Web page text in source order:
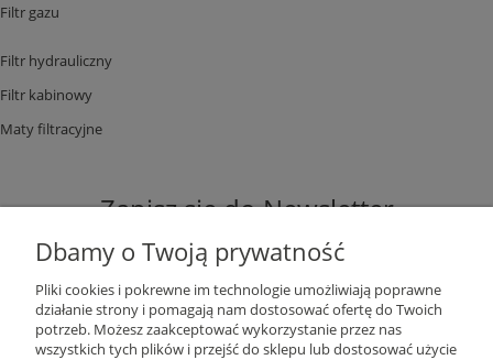
Filtr gazu
Filtr hydrauliczny
Filtr kabinowy
Maty filtracyjne
Zapisz się do Newsletter
ZAPISZ SIĘ
Dbamy o Twoją prywatność
Pliki cookies i pokrewne im technologie umożliwiają poprawne
działanie strony i pomagają nam dostosować ofertę do Twoich
potrzeb. Możesz zaakceptować wykorzystanie przez nas
wszystkich tych plików i przejść do sklepu lub dostosować użycie